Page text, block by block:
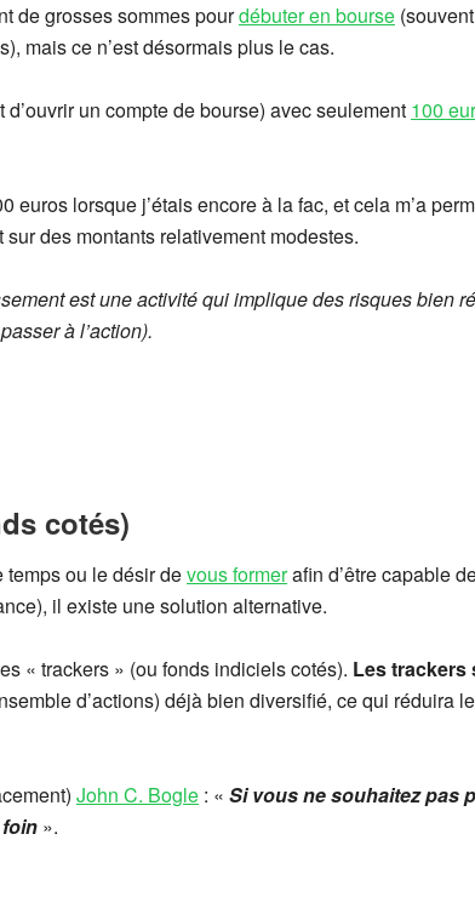
de grosses sommes pourdébuter en bourse
mais ce n’est désormais plus le cas.
un compte de bourse) avec seulement 100
lorsque j’étais encore à la fac, et cela m’a
des montants relativement modestes.
est une activité qui implique des risques bien
à l’action).
cotés)
temps ou le désir devous formerafin d’être capable
il existe une solution alternative.
« trackers » (ou fonds indiciels cotés). Les
d’actions) déjà bien diversifié, ce qui réduira
John C. Bogle : « Si vous ne souhaitez pas
».